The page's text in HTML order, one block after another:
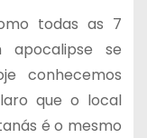
todas as 7
apocalipse se
conhecemos
que o local
é o mesmo